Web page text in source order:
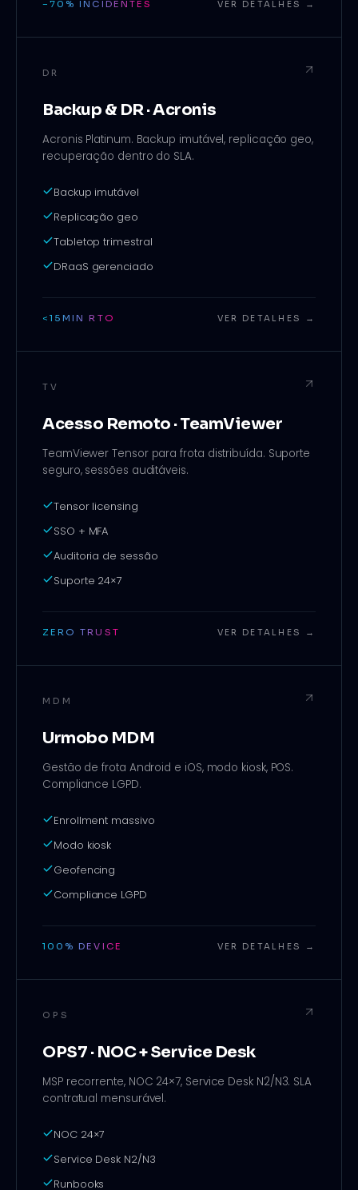
−70% INCIDENTES VER DETALHES →
DR
Backup & DR · Acronis
Acronis Platinum. Backup imutável, replicação geo,
recuperação dentro do SLA.
Backup imutável
Replicação geo
Tabletop trimestral
DRaaS gerenciado
<15MIN RTO VER DETALHES →
TV
Acesso Remoto · TeamViewer
TeamViewer Tensor para frota distribuída. Suporte
seguro, sessões auditáveis.
Tensor licensing
SSO + MFA
Auditoria de sessão
Suporte 24×7
ZERO TRUST VER DETALHES →
MDM
Urmobo MDM
Gestão de frota Android e iOS, modo kiosk, POS.
Compliance LGPD.
Enrollment massivo
Modo kiosk
Geofencing
Compliance LGPD
100% DEVICE VER DETALHES →
OPS
OPS7 · NOC + Service Desk
MSP recorrente, NOC 24×7, Service Desk N2/N3. SLA
contratual mensurável.
NOC 24×7
Service Desk N2/N3
Runbooks